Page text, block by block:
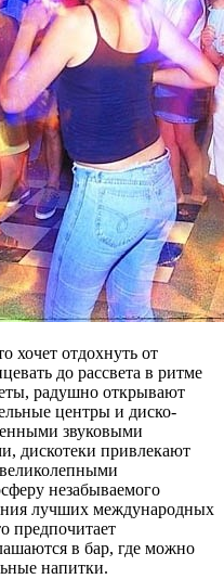
хочет отдохнуть от
до рассвета в ритме
радушно открывают
центры и диско-
звуковыми
дискотеки привлекают
незабываемого
лучших международных
предпочитает
в бар, где можно
напитки.